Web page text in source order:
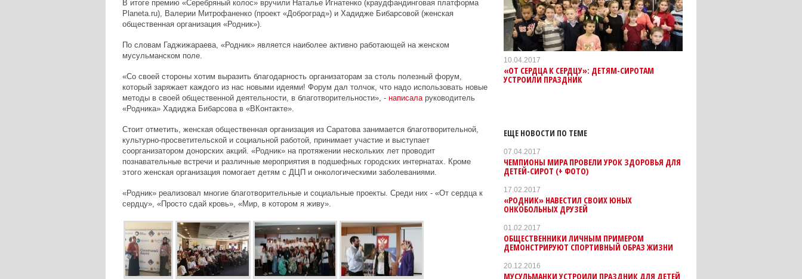
В итоге премию «Серебряный колос» вручили Наталье Игнатенко (краудфандинговая платформа
Planeta.ru), Валерии Митрофаненко (проект «Доброград») и Хадидже Бибарсовой (женская
общественная организация «Родник»).
По словам Гаджижараева, «Родник» является наиболее активно работающей на женском
мусульманском поле.
«Со своей стороны хотим выразить благодарность организаторам за столь полезный форум,
который заряжает каждого из нас новыми идеями! Форум дал толчок, что надо использовать новые
методы в своей общественной деятельности, в благотворительности», - написаларуководитель
«Родника» Хадиджа Бибарсова в «ВКонтакте».
Стоит отметить, женская общественная организация из Саратова занимается благотворительной,
культурно-просветительской и социальной работой, принимает участие и выступает
соорганизатором донорских акций. «Родник» на протяжении нескольких лет проводит
познавательные встречи и различные мероприятия в подшефных городских интернатах. Кроме
этого женская организация помогает детям с ДЦП и онкологическими заболеваниями.
«Родник» реализовал многие благотворительные и социальные проекты. Среди них - «От сердца к
сердцу», «Просто сдай кровь», «Мир, в котором я живу».
10.04.2017
«ОТ СЕРДЦА К СЕРДЦУ»: ДЕТЯМ-СИРОТАМ
УСТРОИЛИ ПРАЗДНИК
ЕЩЕ НОВОСТИ ПО ТЕМЕ
07.04.2017
ЧЕМПИОНЫ МИРА ПРОВЕЛИ УРОК ЗДОРОВЬЯ ДЛЯ
ДЕТЕЙ-СИРОТ (+ ФОТО)
17.02.2017
«РОДНИК» НАВЕСТИЛ СВОИХ ЮНЫХ
ОНКОБОЛЬНЫХ ДРУЗЕЙ
01.02.2017
ОБЩЕСТВЕННИКИ ЛИЧНЫМ ПРИМЕРОМ
ДЕМОНСТРИРУЮТ СПОРТИВНЫЙ ОБРАЗ ЖИЗНИ
20.12.2016
МУСУЛЬМАНКИ УСТРОИЛИ ПРАЗДНИК ДЛЯ ДЕТЕЙ